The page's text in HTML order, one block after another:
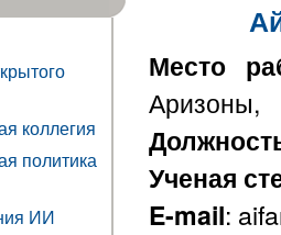
коллегия
политика
ИИ
Место
Аризоны,
Ученая
E-mail: